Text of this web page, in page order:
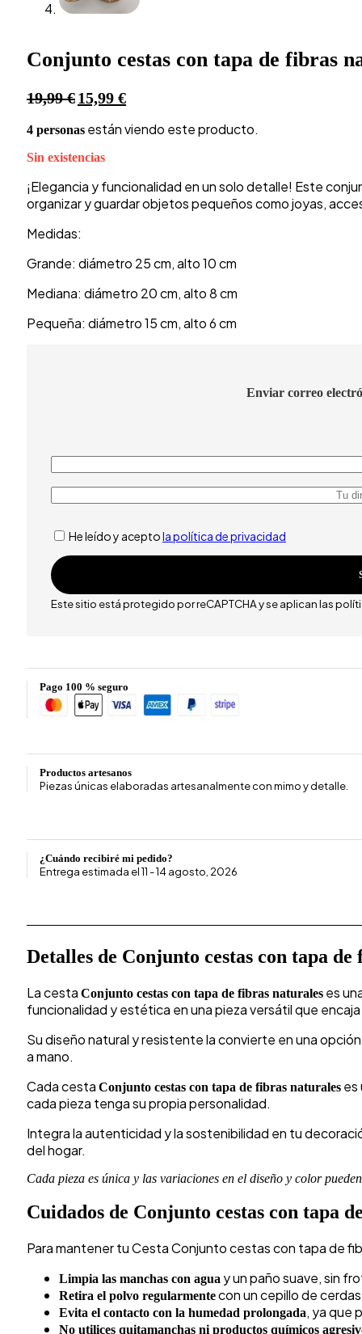
Conjunto cestas con tapa de fibras
19,99€El
original
era:
15,99 €El
actual
4 personas están viendo este producto.
Sin existencias
¡Elegancia y funcionalidad en un solo detalle! Este
organizar y guardar objetos pequeños como joyas,
Medidas:
Grande: diámetro 25 cm, alto 10 cm
Mediana: diámetro 20 cm, alto 8 cm
Pequeña: diámetro 15 cm, alto 6 cm
Enviar correo
He leído y aceptola política de privacidad
Este sitio está protegido por reCAPTCHA y se aplican las
Pago 100 % seguro
Productos artesanos
Piezas únicas elaboradas artesanalmente con mimo y detalle.
¿Cuándo recibiré mi pedido?
Entrega estimada el 11 - 14 agosto, 2026
Detalles de Conjunto cestas con tapa
La cesta Conjunto cestas con tapa de fibras naturales es
funcionalidad y estética en una pieza versátil que
Su diseño natural y resistente la convierte en una
a mano.
Cada cesta Conjunto cestas con tapa de fibras naturales es
cada pieza tenga su propia personalidad.
Integra la autenticidad y la sostenibilidad en tu
del hogar.
Cada pieza es única y las variaciones en el diseño y color
Cuidados de Conjunto cestas con tapa
Para mantener tu Cesta Conjunto cestas con tapa de
Limpia las manchas con agua y un paño suave, sin
Retira el polvo regularmentecon un cepillo de
Evita el contacto con la humedad prolongada, ya que
No utilices quitamanchas ni productos químicos